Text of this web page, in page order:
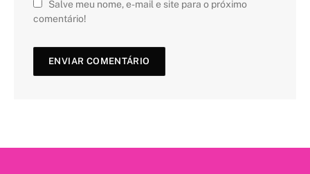
Salve meu nome, e-mail e site para o próximo
comentário!